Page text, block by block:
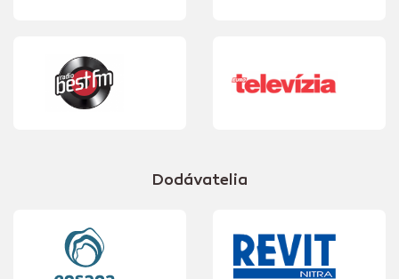
Dodávatelia